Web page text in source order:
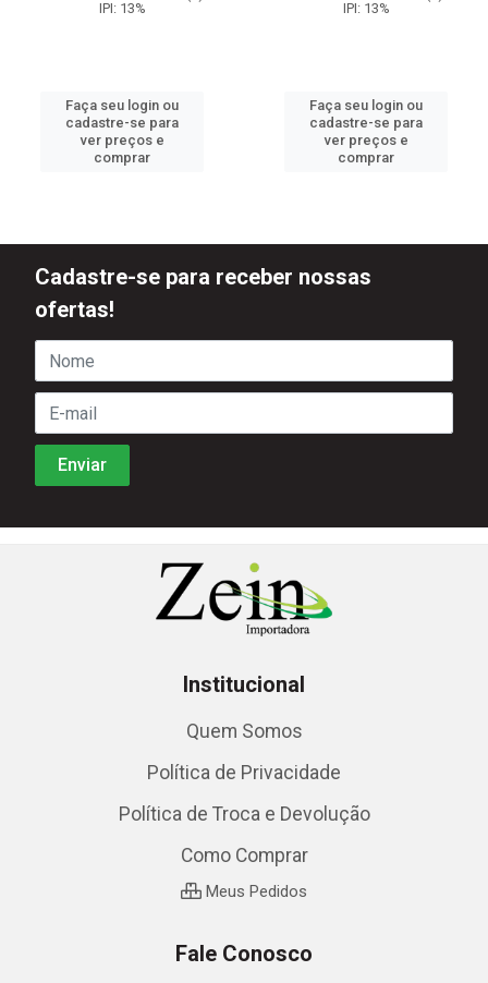
IPI: 13%
Faça seu login ou
cadastre-se para
ver preços e
comprar
IPI: 13%
Faça seu login ou
cadastre-se para
ver preços e
comprar
Cadastre-se para receber nossas
ofertas!
Institucional
Quem Somos
Política de Privacidade
Política de Troca e Devolução
Como Comprar
Meus Pedidos
Fale Conosco